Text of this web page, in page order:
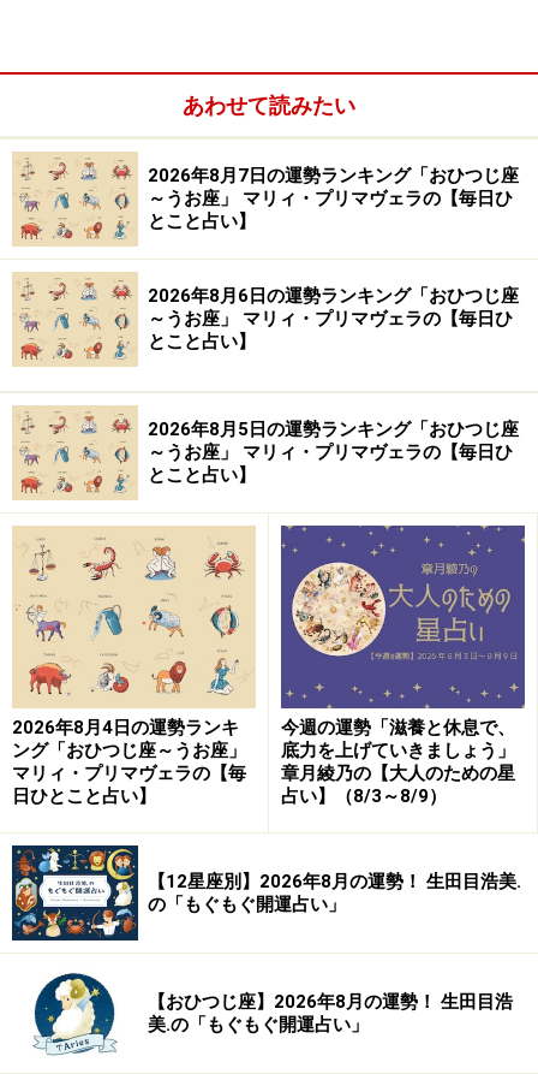
Amazonで占い関連の商品をチェック！
楽天市場で占い関連の商品をチェック！
あわせて読みたい
2026年8月7日の運勢ランキング「おひつじ座
～うお座」 マリィ・プリマヴェラの【毎日ひ
とこと占い】
2026年8月6日の運勢ランキング「おひつじ座
～うお座」 マリィ・プリマヴェラの【毎日ひ
とこと占い】
2026年8月5日の運勢ランキング「おひつじ座
～うお座」 マリィ・プリマヴェラの【毎日ひ
とこと占い】
2026年8月4日の運勢ランキ
ング「おひつじ座～うお座」
マリィ・プリマヴェラの【毎
日ひとこと占い】
今週の運勢「滋養と休息で、
底力を上げていきましょう」
章月綾乃の【大人のための星
占い】（8/3～8/9）
【12星座別】2026年8月の運勢！ 生田目浩美.
の「もぐもぐ開運占い」
【おひつじ座】2026年8月の運勢！ 生田目浩
美.の「もぐもぐ開運占い」